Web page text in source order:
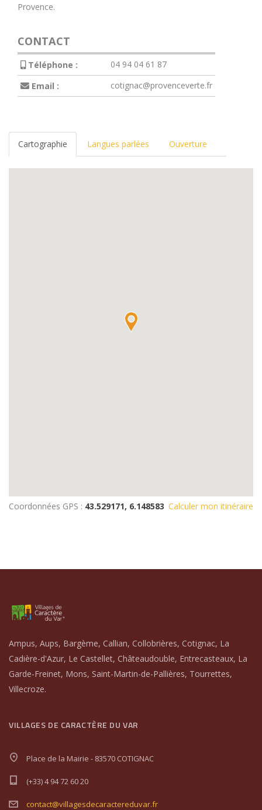
Provence.
CONTACT
Téléphone :
04 94 04 61 87
Email :
cotignac@provenceverte.fr
Cartographie Langues parlées Ouverture
Coordonnées GPS : 43.529171, 6.148583 Calculer mon itinéraire
Ampus, Aups, Bargème, Callian, Collobrières, Cotignac, La
Cadière-d'Azur, Le Castellet, Châteaudouble, Entrecasteaux, La
Garde-Freinet, Mons, Saint-Martin-de-Pallières, Tourrettes,
Villecroze.
VILLAGES DE CARACTÈRE DU VAR
Place de la Mairie - 83570 COTIGNAC
(+33) 4 94 72 60 20
contact@villagesdecaractereduvar.fr